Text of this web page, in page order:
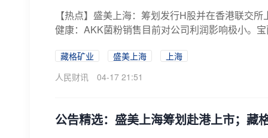
【热点】盛美上海：筹划发行H股并在香港联交
健康：AKK菌粉销售目前对公司利润影响极小。
藏格矿业 盛美上海
上海
人民财讯
04-17 21:51
公告精选：盛美上海筹划赴港上市；藏